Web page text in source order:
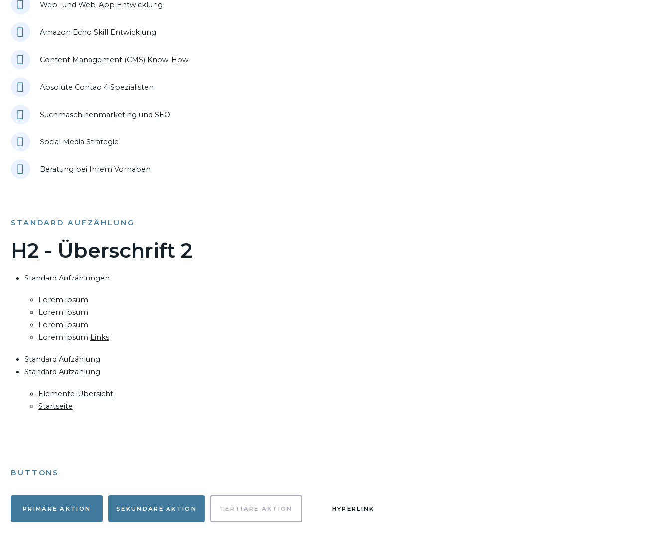
Web- und Web-App Entwicklung
Amazon Echo Skill Entwicklung
Content Management (CMS) Know-How
Absolute Contao 4 Spezialisten
Suchmaschinenmarketing und SEO
Social Media Strategie
Beratung bei Ihrem Vorhaben
STANDARD AUFZÄHLUNG
H2 - Überschrift 2
Standard Aufzählungen
Lorem ipsum
Lorem ipsum
Lorem ipsum
Lorem ipsum Links
Standard Aufzählung
Standard Aufzählung
Elemente-Übersicht
Startseite
BUTTONS
PRIMÄRE AKTION SEKUNDÄRE AKTION TERTIÄRE AKTION HYPERLINK